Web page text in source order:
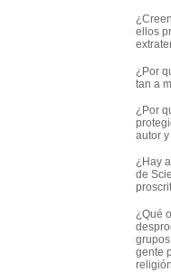
ellos
¿Por
tan a
¿Por
autor
¿Hay
de
¿Qué
gente